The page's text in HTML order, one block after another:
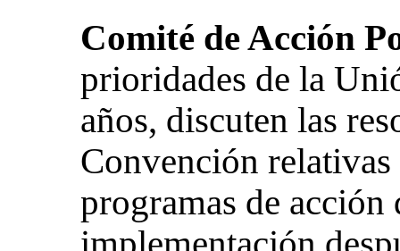
Comité de Acción
prioridades de la
años, discuten las
Convención relativas
programas de